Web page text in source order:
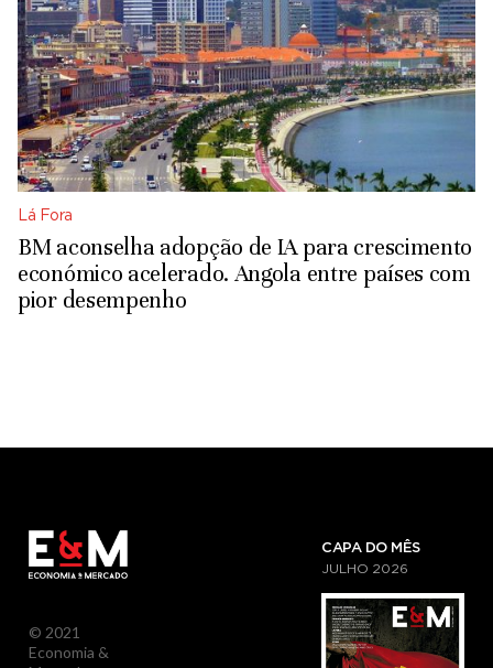
Lá Fora
BM aconselha adopção de IA para crescimento
económico acelerado. Angola entre países com
pior desempenho
© 2021
Economia &
CAPA DO MÊS
JULHO 2026